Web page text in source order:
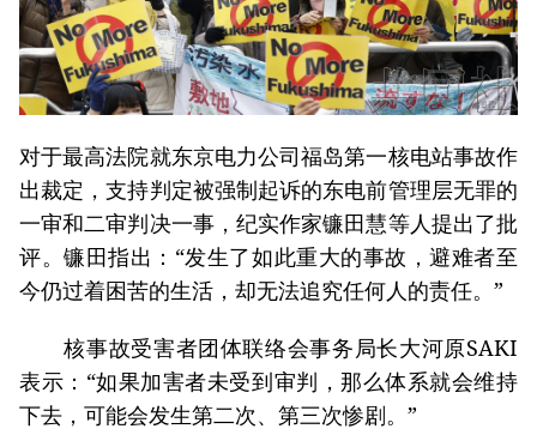
对于最高法院就东京电力公司福岛第一核电站事故作
出裁定，支持判定被强制起诉的东电前管理层无罪的
一审和二审判决一事，纪实作家镰田慧等人提出了批
评。镰田指出：“发生了如此重大的事故，避难者至
今仍过着困苦的生活，却无法追究任何人的责任。”
核事故受害者团体联络会事务局长大河原SAKI
表示：“如果加害者未受到审判，那么体系就会维持
下去，可能会发生第二次、第三次惨剧。”